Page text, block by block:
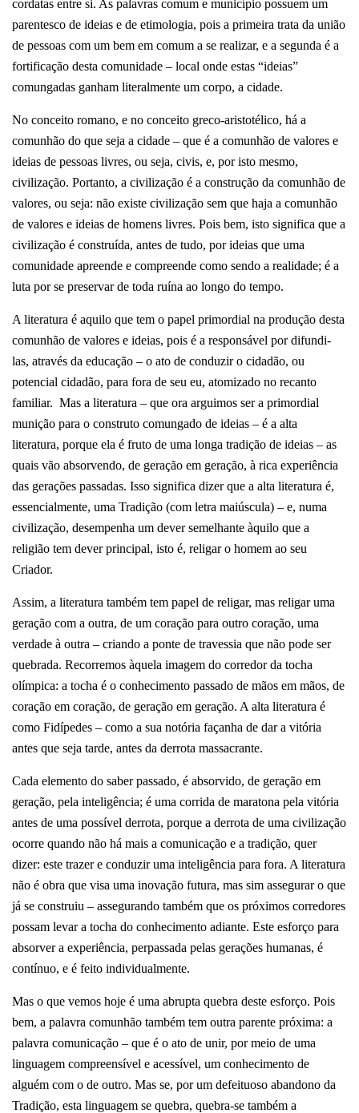
cordatas entre si. As palavras comum e município possuem um
parentesco de ideias e de etimologia, pois a primeira trata da união
de pessoas com um bem em comum a se realizar, e a segunda é a
fortificação desta comunidade – local onde estas “ideias”
comungadas ganham literalmente um corpo, a cidade.
No conceito romano, e no conceito greco-aristotélico, há a
comunhão do que seja a cidade – que é a comunhão de valores e
ideias de pessoas livres, ou seja, civis, e, por isto mesmo,
civilização. Portanto, a civilização é a construção da comunhão de
valores, ou seja: não existe civilização sem que haja a comunhão
de valores e ideias de homens livres. Pois bem, isto significa que a
civilização é construída, antes de tudo, por ideias que uma
comunidade apreende e compreende como sendo a realidade; é a
luta por se preservar de toda ruína ao longo do tempo.
A literatura é aquilo que tem o papel primordial na produção desta
comunhão de valores e ideias, pois é a responsável por difundi-
las, através da educação – o ato de conduzir o cidadão, ou
potencial cidadão, para fora de seu eu, atomizado no recanto
familiar. Mas a literatura – que ora arguimos ser a primordial
munição para o construto comungado de ideias – é a alta
literatura, porque ela é fruto de uma longa tradição de ideias – as
quais vão absorvendo, de geração em geração, à rica experiência
das gerações passadas. Isso significa dizer que a alta literatura é,
essencialmente, uma Tradição (com letra maiúscula) – e, numa
civilização, desempenha um dever semelhante àquilo que a
religião tem dever principal, isto é, religar o homem ao seu
Criador.
Assim, a literatura também tem papel de religar, mas religar uma
geração com a outra, de um coração para outro coração, uma
verdade à outra – criando a ponte de travessia que não pode ser
quebrada. Recorremos àquela imagem do corredor da tocha
olímpica: a tocha é o conhecimento passado de mãos em mãos, de
coração em coração, de geração em geração. A alta literatura é
como Fidípedes – como a sua notória façanha de dar a vitória
antes que seja tarde, antes da derrota massacrante.
Cada elemento do saber passado, é absorvido, de geração em
geração, pela inteligência; é uma corrida de maratona pela vitória
antes de uma possível derrota, porque a derrota de uma civilização
ocorre quando não há mais a comunicação e a tradição, quer
dizer: este trazer e conduzir uma inteligência para fora. A literatura
não é obra que visa uma inovação futura, mas sim assegurar o que
já se construiu – assegurando também que os próximos corredores
possam levar a tocha do conhecimento adiante. Este esforço para
absorver a experiência, perpassada pelas gerações humanas, é
contínuo, e é feito individualmente.
Mas o que vemos hoje é uma abrupta quebra deste esforço. Pois
bem, a palavra comunhão também tem outra parente próxima: a
palavra comunicação – que é o ato de unir, por meio de uma
linguagem compreensível e acessível, um conhecimento de
alguém com o de outro. Mas se, por um defeituoso abandono da
Tradição, esta linguagem se quebra, quebra-se também a